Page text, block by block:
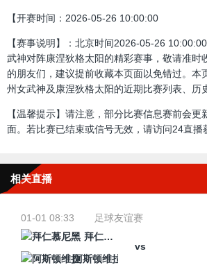
【开赛时间：2026-05-26 10:00:00
【赛事说明】：北京时间2026-05-26
武神对阵康涅狄格太阳的精彩赛事，敬请准时
的朋友们，建议提前收藏本页面以免错过。本
州女武神及康涅狄格太阳的近期比赛列表、历
【温馨提示】请注意，部分比赛信息赛前会更
面。若比赛已结束或信号无效，请访问24直播
相关直播
01-01 08:33
足球友谊赛
拜仁慕尼黑
vs
阿斯顿维拉